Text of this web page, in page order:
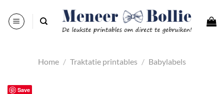
naar
inhoud
Home / Traktatie printables / Babylabels
Save